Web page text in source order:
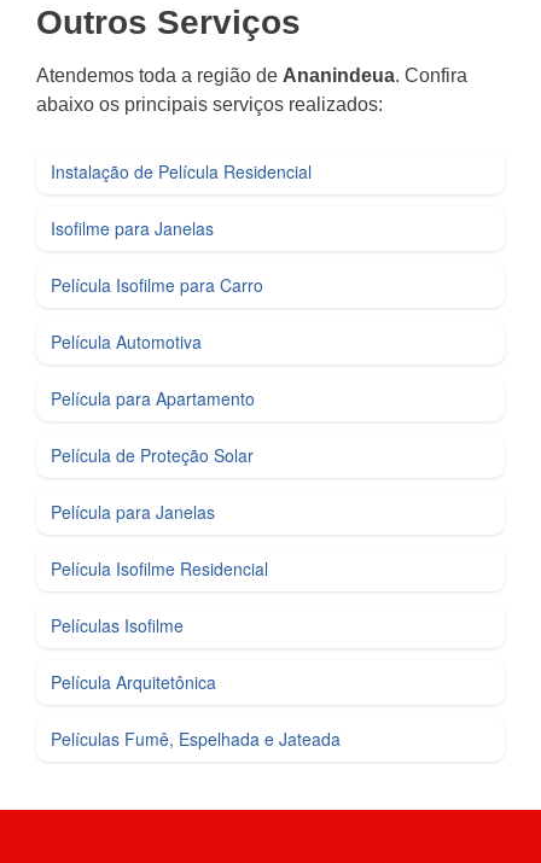
Outros Serviços
Atendemos toda a região de Ananindeua. Confira
abaixo os principais serviços realizados:
Instalação de Película Residencial
Isofilme para Janelas
Película Isofilme para Carro
Película Automotiva
Película para Apartamento
Película de Proteção Solar
Película para Janelas
Película Isofilme Residencial
Películas Isofilme
Película Arquitetônica
Películas Fumê, Espelhada e Jateada